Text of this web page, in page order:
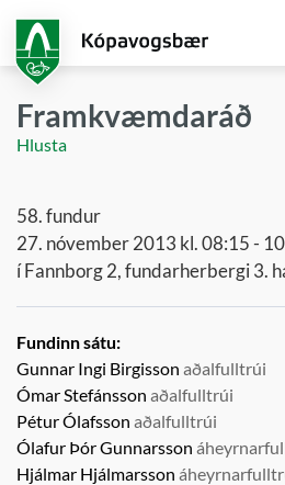
aðalefni
Framkvæmdaráð
Hlusta
58. fundur
27. nóvember 2013 kl. 08:15 -
í Fannborg 2, fundarherbergi 3.
Fundinn sátu:
Gunnar Ingi Birgisson aðalfulltrúi
Ómar Stefánsson aðalfulltrúi
Pétur Ólafsson aðalfulltrúi
Ólafur Þór Gunnarsson
Hjálmar Hjálmarsson